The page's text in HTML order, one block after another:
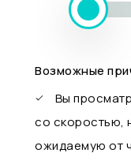
Возможные
Вы
со скоростью,
ожидаемую от